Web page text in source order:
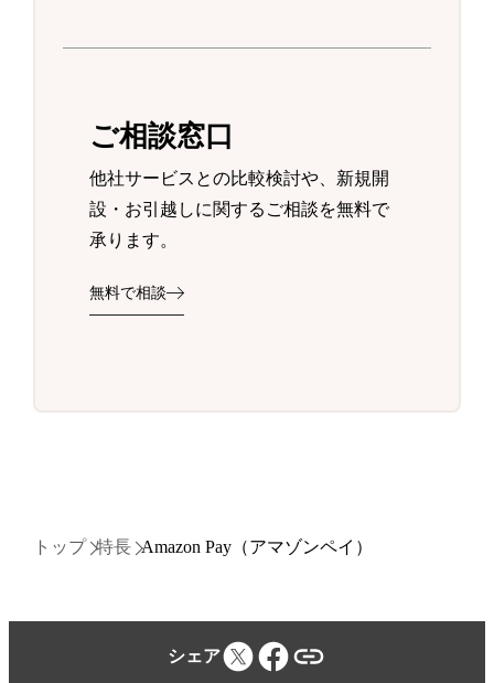
ご相談窓口
他社サービスとの比較検討や、新規開
設・お引越しに関するご相談を無料で
承ります。
無料で相談
トップ 特長 Amazon Pay（アマゾンペイ）
シェア